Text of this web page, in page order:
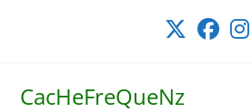
CacHeFreQueNz